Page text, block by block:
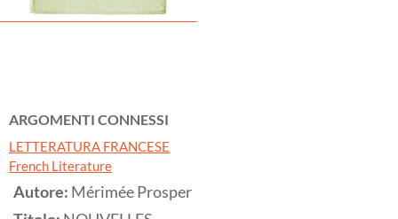
ARGOMENTI CONNESSI
LETTERATURA FRANCESE
French Literature
Autore: Mérimée Prosper